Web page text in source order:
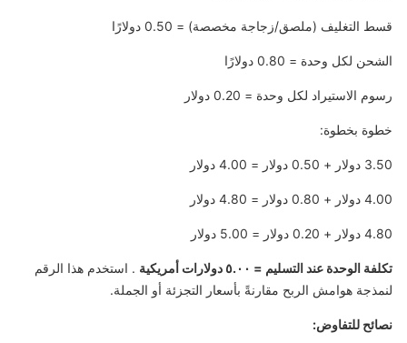
قسط التغليف (ملصق/زجاجة مخصصة) = 0.50 دولارًا
الشحن لكل وحدة = 0.80 دولارًا
رسوم الاستيراد لكل وحدة = 0.20 دولار
خطوة بخطوة:
3.50 دولار + 0.50 دولار = 4.00 دولار
4.00 دولار + 0.80 دولار = 4.80 دولار
4.80 دولار + 0.20 دولار = 5.00 دولار
تكلفة الوحدة عند التسليم = ٥.٠٠ دولارات أمريكية
. استخدم هذا الرقم
لنمذجة هوامش الربح مقارنةً بأسعار التجزئة أو الجملة.
نصائح للتفاوض: